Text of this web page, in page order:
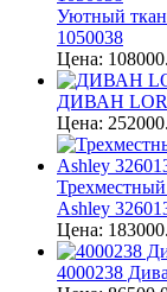
Уютный
1050038
Цена:
ДИВАН
Цена:
Ashley
Цена:
4000238